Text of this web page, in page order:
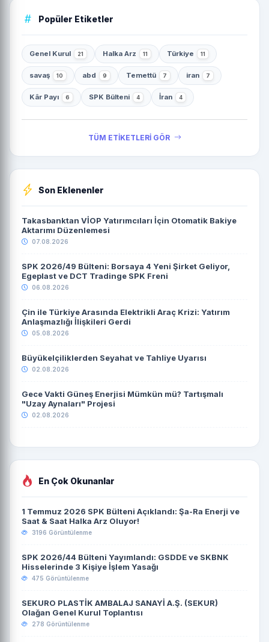
Popüler Etiketler
Genel Kurul 21 Halka Arz 11 Türkiye 11
savaş 10 abd 9 Temettü 7 iran 7
Kâr Payı 6 SPK Bülteni 4 İran 4
TÜM ETİKETLERİ GÖR
Son Eklenenler
Takasbanktan VİOP Yatırımcıları İçin Otomatik Bakiye
Aktarımı Düzenlemesi
07.08.2026
SPK 2026/49 Bülteni: Borsaya 4 Yeni Şirket Geliyor,
Egeplast ve DCT Tradinge SPK Freni
06.08.2026
Çin ile Türkiye Arasında Elektrikli Araç Krizi: Yatırım
Anlaşmazlığı İlişkileri Gerdi
05.08.2026
Büyükelçiliklerden Seyahat ve Tahliye Uyarısı
02.08.2026
Gece Vakti Güneş Enerjisi Mümkün mü? Tartışmalı
"Uzay Aynaları" Projesi
02.08.2026
En Çok Okunanlar
1 Temmuz 2026 SPK Bülteni Açıklandı: Şa-Ra Enerji ve
Saat & Saat Halka Arz Oluyor!
3196 Görüntülenme
SPK 2026/44 Bülteni Yayımlandı: GSDDE ve SKBNK
Hisselerinde 3 Kişiye İşlem Yasağı
475 Görüntülenme
SEKURO PLASTİK AMBALAJ SANAYİ A.Ş. (SEKUR)
Olağan Genel Kurul Toplantısı
278 Görüntülenme